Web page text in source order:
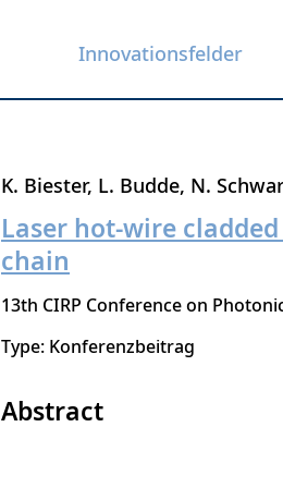
Innovationsfelder
K. Biester L. Budde N.
Laser hot-wire
chain
13th CIRP Conference on
Type: Konferenzbeitrag
Abstract